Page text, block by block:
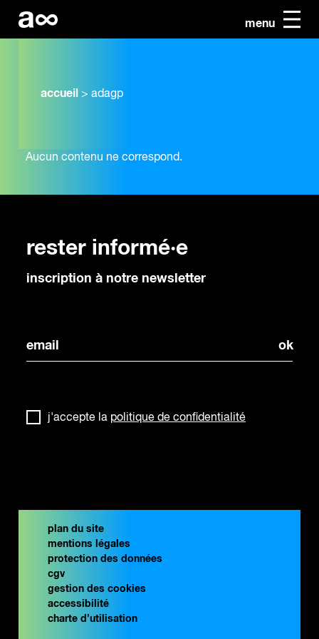
menu
accueil > adagp
Aucun contenu ne correspond.
rester informé·e
inscription à notre newsletter
j'accepte la politique de confidentialité
plan du site
mentions légales
protection des données
cgv
gestion des cookies
accessibilité
charte d’utilisation